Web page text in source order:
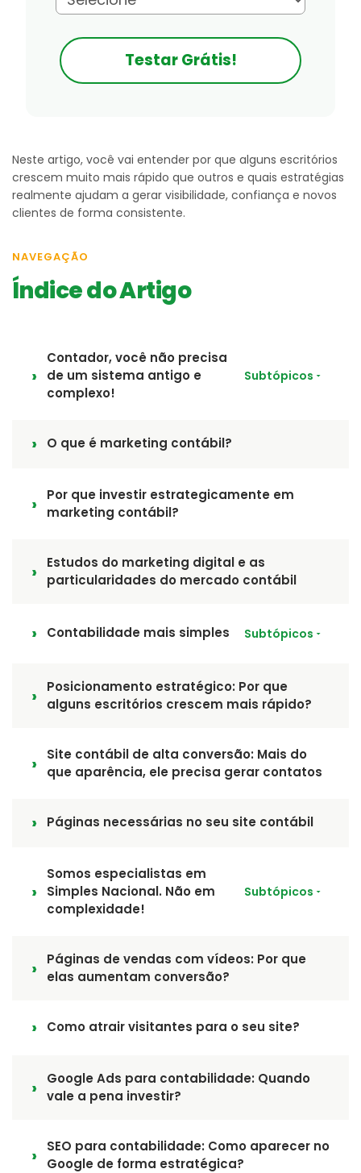
Testar Grátis!
Neste artigo, você vai entender por que alguns escritórios
crescem muito mais rápido que outros e quais estratégias
realmente ajudam a gerar visibilidade, confiança e novos
clientes de forma consistente.
NAVEGAÇÃO
Índice do Artigo
Contador, você não precisa
de um sistema antigo e
complexo!
Subtópicos
O que é marketing contábil?
Por que investir estrategicamente em
marketing contábil?
Estudos do marketing digital e as
particularidades do mercado contábil
Contabilidade mais simples Subtópicos
Posicionamento estratégico: Por que
alguns escritórios crescem mais rápido?
Site contábil de alta conversão: Mais do
que aparência, ele precisa gerar contatos
Páginas necessárias no seu site contábil
Somos especialistas em
Simples Nacional. Não em
complexidade!
Subtópicos
Páginas de vendas com vídeos: Por que
elas aumentam conversão?
Como atrair visitantes para o seu site?
Google Ads para contabilidade: Quando
vale a pena investir?
SEO para contabilidade: Como aparecer no
Google de forma estratégica?